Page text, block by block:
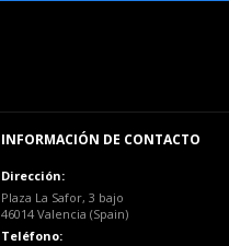
INFORMACIÓN DE CONTACTO
Dirección:
Plaza La Safor, 3 bajo
46014 Valencia (Spain)
Teléfono: